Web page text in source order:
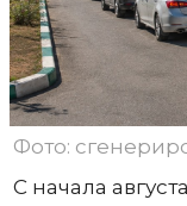
Фото:
С начала